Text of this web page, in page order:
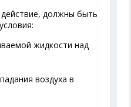
должны быть
жидкости над
воздуха в